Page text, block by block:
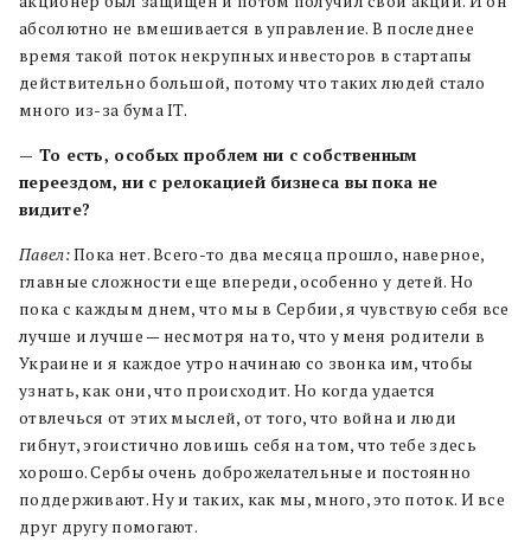
абсолютно не вмешивается в управление. В последнее
время такой поток некрупных инвесторов в стартапы
действительно большой, потому что таких людей стало
много из-за бума IT.
— То есть, особых проблем ни с собственным
переездом, ни с релокацией бизнеса вы пока не
видите?
Павел:Пока нет. Всего-то два месяца прошло, наверное,
главные сложности еще впереди, особенно у детей. Но
пока с каждым днем, что мы в Сербии, я чувствую себя все
лучше и лучше — несмотря на то, что у меня родители в
Украине и я каждое утро начинаю со звонка им, чтобы
узнать, как они, что происходит. Но когда удается
отвлечься от этих мыслей, от того, что война и люди
гибнут, эгоистично ловишь себя на том, что тебе здесь
хорошо. Сербы очень доброжелательные и постоянно
поддерживают. Ну и таких, как мы, много, это поток. И все
друг другу помогают.